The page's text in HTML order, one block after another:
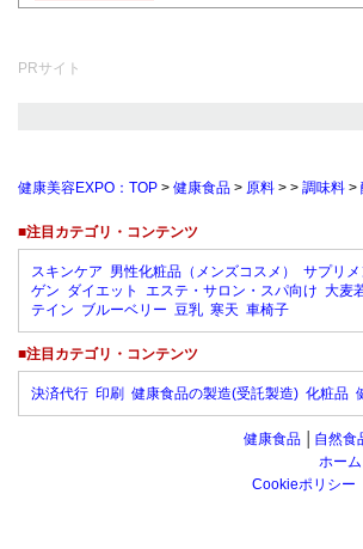
PRサイト
健康美容EXPO：TOP > 健康食品 > 原料 > > 調味料 >
■注目カテゴリ・コンテンツ
スキンケア 男性化粧品（メンズコスメ） サプリメ
ゲン ダイエット エステ・サロン・スパ向け 大麦
テイン ブルーベリー 豆乳 寒天 車椅子
■注目カテゴリ・コンテンツ
決済代行 印刷 健康食品の製造(受託製造) 化粧品
健康食品 自然食
ホーム
Cookieポリシー